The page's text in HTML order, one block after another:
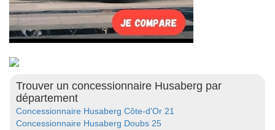
Trouver un concessionnaire Husaberg par
département
Concessionnaire Husaberg Côte-d'Or 21
Concessionnaire Husaberg Doubs 25